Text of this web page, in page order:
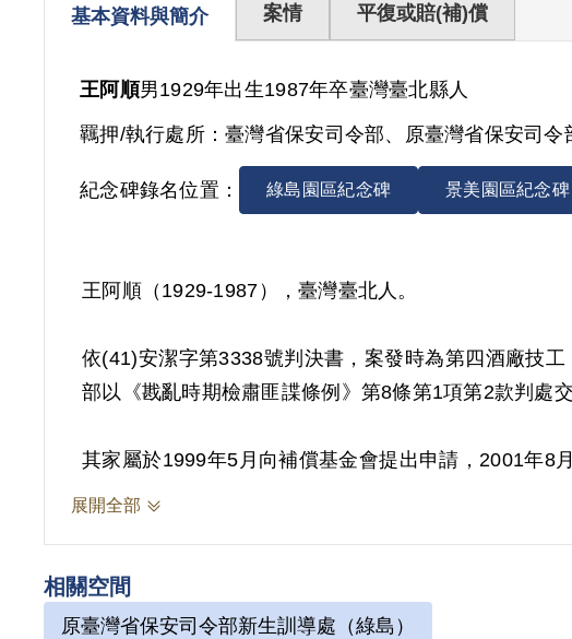
基本資料與簡介 案情 平復或賠(補)償
王阿順男1929年出生1987年卒臺灣臺北縣人
羈押/執行處所：臺灣省保安司令部、原臺灣省保安司令
紀念碑錄名位置： 綠島園區紀念碑 景美園區紀念碑
王阿順（1929-1987），臺灣臺北人。
依(41)安潔字第3338號判決書，案發時為第四酒廠技
部以《戡亂時期檢肅匪諜條例》第8條第1項第2款判處
其家屬於1999年5月向補償基金會提出申請，2001年8
經第5屆第3次董監事會審核通過予以補償。補償理由
展開全部
相關空間
原臺灣省保安司令部新生訓導處（綠島）